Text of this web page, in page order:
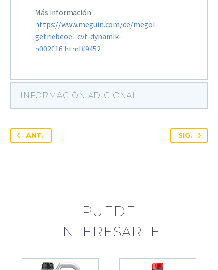
Más información
https://www.meguin.com/de/megol-
getriebeoel-cvt-dynamik-
p002016.html#9452
INFORMACIÓN ADICIONAL
ANT. SIG.
PUEDE
INTERESARTE